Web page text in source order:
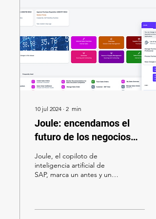
10 jul 2024 ∙ 2 min
Joule: encendamos el
futuro de los negocios
con inteligencia artificial
de SAP
Joule, el copiloto de
inteligencia artificial de
SAP, marca un antes y un
innovación transforma los